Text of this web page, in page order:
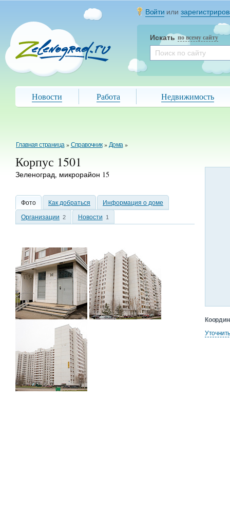
Войти или
Искать по всему сайту
Новости Работа Недвижимость
Главная страница »Справочник » Дома »
Корпус 1501
Зеленоград, микрорайон 15
Фото Как добраться
Информация о доме
Организации 2 Новости 1